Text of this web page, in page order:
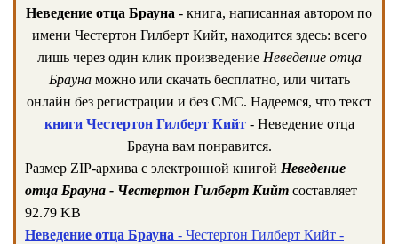
Неведение отца Брауна - книга, написанная автором по
имени Честертон Гилберт Кийт, находится здесь: всего
лишь через один клик произведение Неведение отца
Браунаможно или скачать бесплатно, или читать
онлайн без регистрации и без СМС. Надеемся, что текст
книги Честертон Гилберт Кийт- Неведение отца
Брауна вам понравится.
Размер ZIP-архива c электронной книгой Неведение
отца Брауна - Честертон Гилберт Кийт составляет
92.79 KB
Неведение отца Брауна - Честертон Гилберт Кийт -